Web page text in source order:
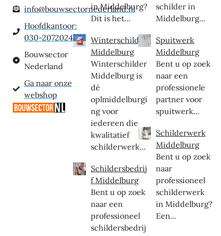
info@bouwsectornederland.nl
Hoofdkantoor:
030-2072024
Bouwsector
Nederland
Ga naar onze
webshop
in Middelburg?
Dit is het...
Winterschilder
Middelburg
Winterschilder
Middelburg is
dé
oplmiddelburgi
ng voor
iedereen die
kwalitatief
schilderwerk...
Schildersbedrij
f Middelburg
Bent u op zoek
naar een
professioneel
schildersbedrij
schilder in
Middelburg...
Spuitwerk
Middelburg
Bent u op zoek
naar een
professionele
partner voor
spuitwerk...
Schilderwerk
Middelburg
Bent u op zoek
naar
professioneel
schilderwerk
in Middelburg?
Een...